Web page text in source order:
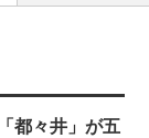
都々井」が五